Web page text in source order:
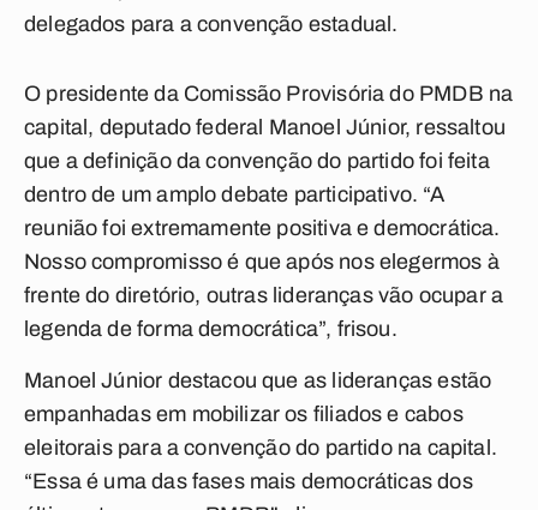
delegados para a convenção estadual.
O presidente da Comissão Provisória do PMDB na
capital, deputado federal Manoel Júnior, ressaltou
que a definição da convenção do partido foi feita
dentro de um amplo debate participativo. “A
reunião foi extremamente positiva e democrática.
Nosso compromisso é que após nos elegermos à
frente do diretório, outras lideranças vão ocupar a
legenda de forma democrática”, frisou.
Manoel Júnior destacou que as lideranças estão
empanhadas em mobilizar os filiados e cabos
eleitorais para a convenção do partido na capital.
“Essa é uma das fases mais democráticas dos